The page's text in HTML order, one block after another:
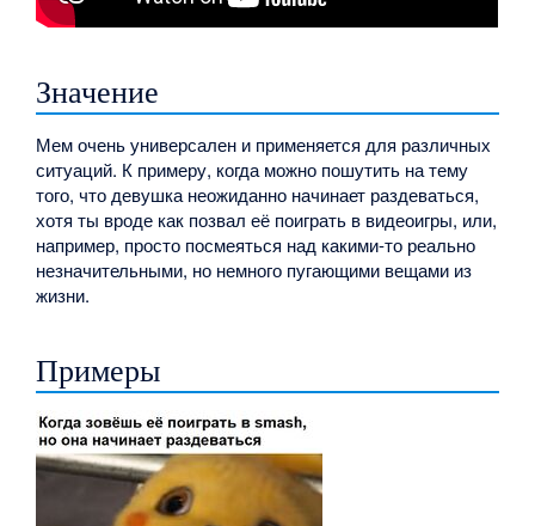
Значение
Мем очень универсален и применяется для различных
ситуаций. К примеру, когда можно пошутить на тему
того, что девушка неожиданно начинает раздеваться,
хотя ты вроде как позвал её поиграть в видеоигры, или,
например, просто посмеяться над какими-то реально
незначительными, но немного пугающими вещами из
жизни.
Примеры